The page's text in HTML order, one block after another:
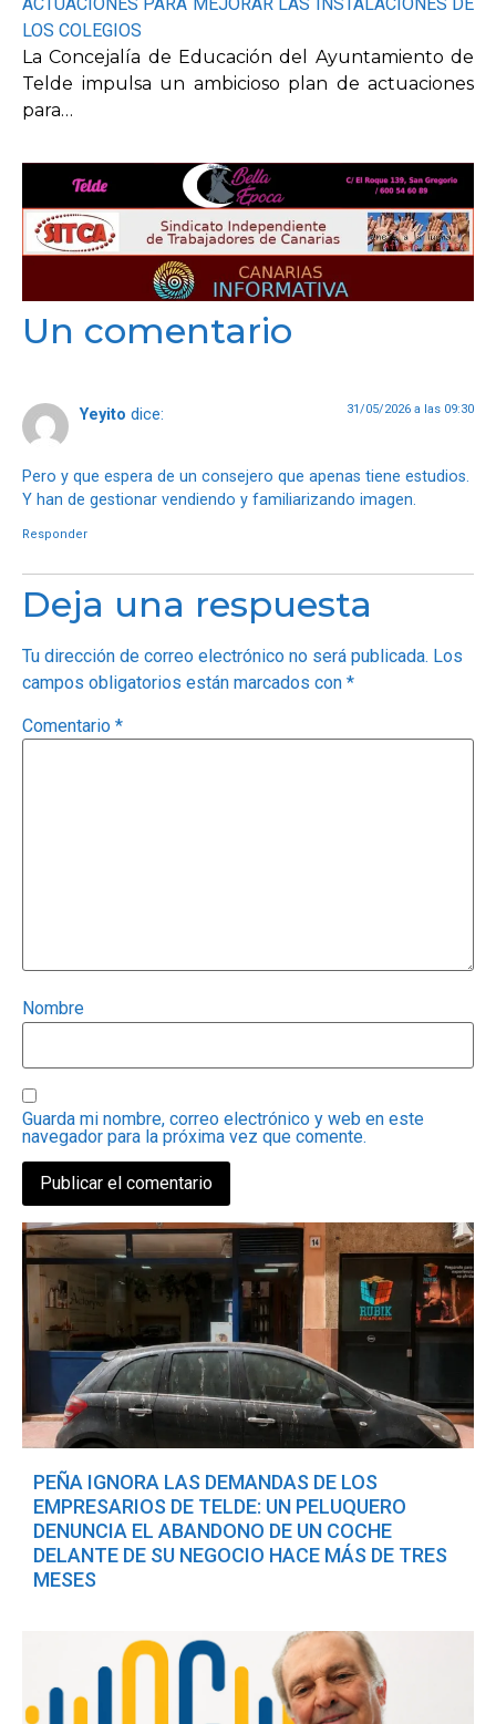
ACTUACIONES PARA MEJORAR LAS INSTALACIONES DE
LOS COLEGIOS
La Concejalía de Educación del Ayuntamiento de
Telde impulsa un ambicioso plan de actuaciones
para…
Un comentario
Yeyito dice: 31/05/2026 a las 09:30
Pero y que espera de un consejero que apenas tiene estudios.
Y han de gestionar vendiendo y familiarizando imagen.
Responder
Deja una respuesta
Tu dirección de correo electrónico no será publicada. Los
campos obligatorios están marcados con *
Comentario *
Nombre
Guarda mi nombre, correo electrónico y web en este
navegador para la próxima vez que comente.
PEÑA IGNORA LAS DEMANDAS DE LOS
EMPRESARIOS DE TELDE: UN PELUQUERO
DENUNCIA EL ABANDONO DE UN COCHE
DELANTE DE SU NEGOCIO HACE MÁS DE TRES
MESES